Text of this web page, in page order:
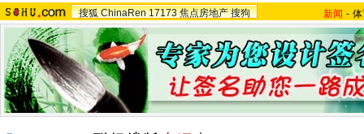
搜狐 ChinaRen 17173 焦点房地产 搜狗 新闻 -